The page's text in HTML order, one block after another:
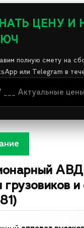
ЦЕНУ И
полную смету на
или Telegram в
грузовиков